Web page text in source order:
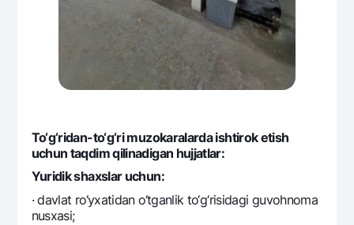
To‘g‘ridan-to‘g‘ri muzokaralarda ishtirok etish
uchun taqdim qilinadigan hujjatlar:
Yuridik shaxslar uchun:
· davlat ro‘yxatidan o‘tganlik to‘g‘risidagi guvohnoma
nusxasi;